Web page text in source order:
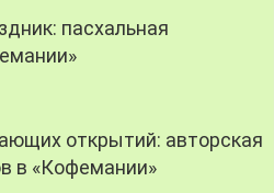
пасхальная
открытий: авторская
в «Кофемании»